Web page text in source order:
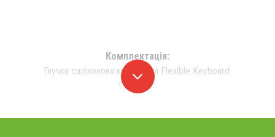
Комплектація:
Гнучка силіконова клавіатура Flexible Keyboard.
Упаковка.